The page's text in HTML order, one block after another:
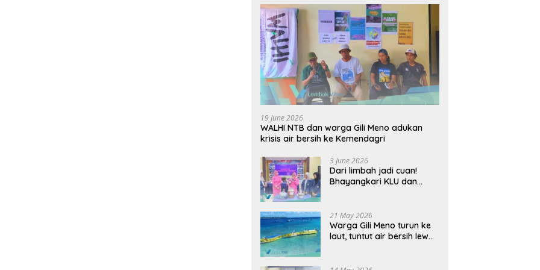
19 June 2026
WALHI NTB dan warga Gili Meno adukan
krisis air bersih ke Kemendagri
3 June 2026
Dari limbah jadi cuan!
Bhayangkari KLU dan
ECOSA 18UU
21 May 2026
Warga Gili Meno turun ke
laut, tuntut air bersih lewat